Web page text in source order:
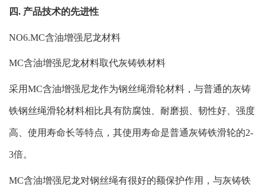
四. 产品技术的先进性
NO6.MC含油增强尼龙材料
MC含油增强尼龙材料取代灰铸铁材料
采用MC含油增强尼龙作为钢丝绳滑轮材料，与普通的灰铸
铁钢丝绳滑轮材料相比具有防腐蚀、耐磨损、韧性好、强度
高、使用寿命长等特点，其使用寿命是普通灰铸铁滑轮的2-
3倍。
MC含油增强尼龙对钢丝绳有很好的额保护作用，与灰铸铁